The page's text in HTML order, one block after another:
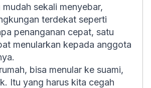
mudah sekali menyebar,
terdekat seperti
penanganan cepat, satu
menularkan kepada anggota
bisa menular ke suami,
Itu yang harus kita cegah